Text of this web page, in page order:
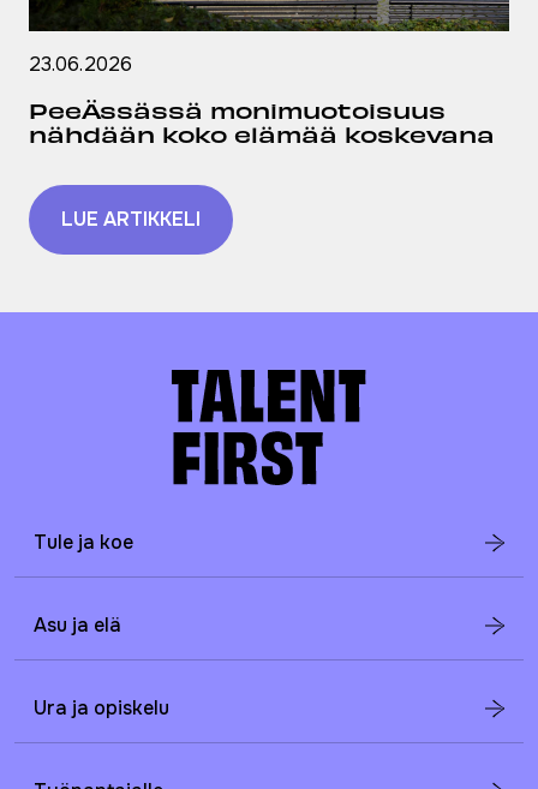
23.06.2026
PeeÄssässä monimuotoisuus
nähdään koko elämää koskevana
LUE ARTIKKELI
Tule ja koe
Asu ja elä
Ura ja opiskelu